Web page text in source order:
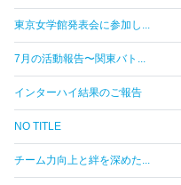
東京女学館発表会に参加し...
7月の活動報告〜関東バト...
インターハイ結果のご報告
NO TITLE
チーム力向上と絆を深めた...